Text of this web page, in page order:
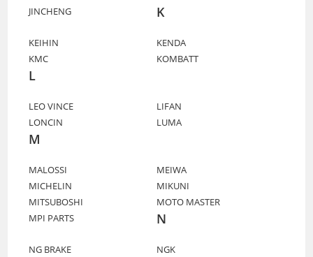
JINCHENG K
KEIHIN
KENDA
KMC
KOMBATT
L
LEO VINCE
LIFAN
LONCIN
LUMA
M
MALOSSI
MEIWA
MICHELIN
MIKUNI
MITSUBOSHI
MOTO MASTER
MPI PARTS
N
NG BRAKE
NGK